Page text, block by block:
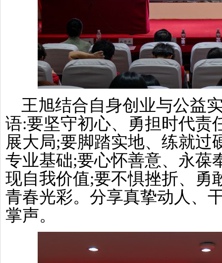
王旭结合自身创业与公益
语:要坚守初心、勇担时代责
展大局;要脚踏实地、练就过
专业基础;要心怀善意、永葆
现自我价值;要不惧挫折、勇
青春光彩。分享真挚动人、
掌声。